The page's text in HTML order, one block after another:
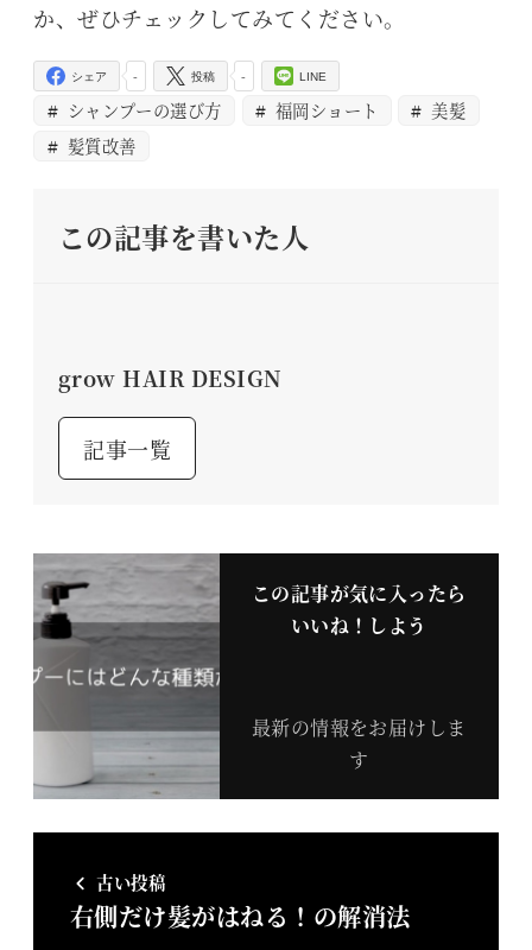
か、ぜひチェックしてみてください。
-
シェア -
投稿 LINE
シャンプーの選び方 福岡ショート
美髪
髪質改善
この記事を書いた人
grow HAIR DESIGN
記事一覧
この記事が気に入ったら
いいね！しよう
最新の情報をお届けしま
す
古い投稿
右側だけ髪がはねる！の解消法